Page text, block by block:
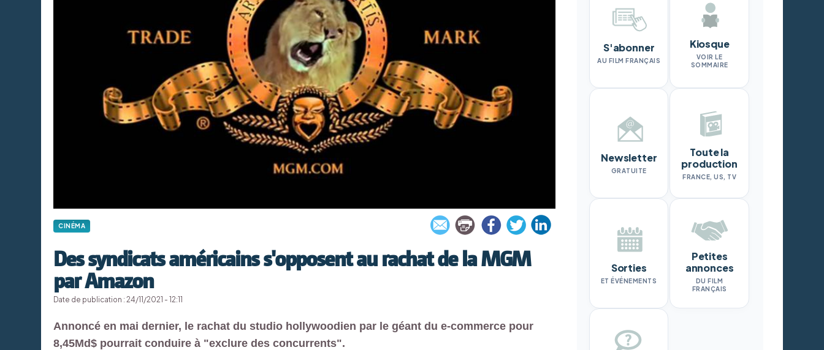
CINÉMA
Des syndicats américains s'opposent au rachat de la MGM
par Amazon
Date de publication : 24/11/2021 - 12:11
Annoncé en mai dernier, le rachat du studio hollywoodien par le géant du e-commerce pour
8,45Md$ pourrait conduire à "exclure des concurrents".
S'abonner
AU FILM FRANÇAIS
Kiosque
VOIR LE
SOMMAIRE
Newsletter
GRATUITE
Toute la
production
FRANCE, US, TV
Sorties
ET ÉVÉNEMENTS
Petites
annonces
DU FILM
FRANÇAIS